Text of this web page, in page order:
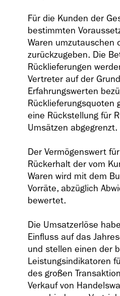
Für die Kunden der
bestimmten
Waren umzutauschen
zurückzugeben. Die
Rücklieferungen
Vertreter auf der
Erfahrungswerten
Rücklieferungsquoten
eine Rückstellung für
Umsätzen abgegrenzt.
Der Vermögenswert
Rückerhalt der vom
Waren wird mit dem
Vorräte, abzüglich
bewertet.
Die Umsatzerlöse
Einfluss auf das
und stellen einen der
Leistungsindikatoren
des großen
Verkauf von